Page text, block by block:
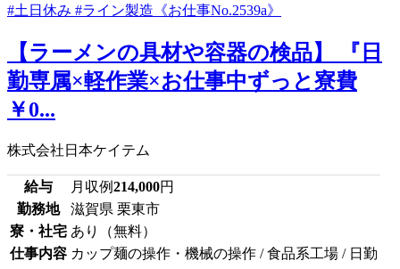
【ラーメンの具材や容器の検品】 『日
勤専属×軽作業×お仕事中ずっと寮費
￥0...
株式会社日本ケイテム
給与 月収例214,000円
勤務地
滋賀県 栗東市
寮・社宅 あり（無料）
仕事内容 カップ麺の操作・機械の操作 / 食品系工場 / 日勤